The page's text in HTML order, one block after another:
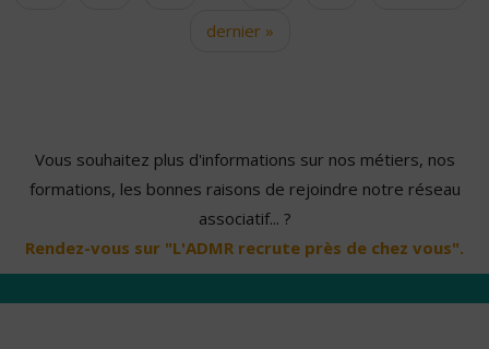
dernier »
Vous souhaitez plus d'informations sur nos métiers, nos
formations, les bonnes raisons de rejoindre notre réseau
associatif... ?
Rendez-vous sur "L'ADMR recrute près de chez vous".